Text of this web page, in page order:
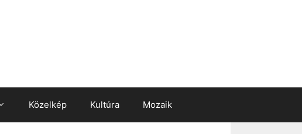
Közelkép Kultúra Mozaik